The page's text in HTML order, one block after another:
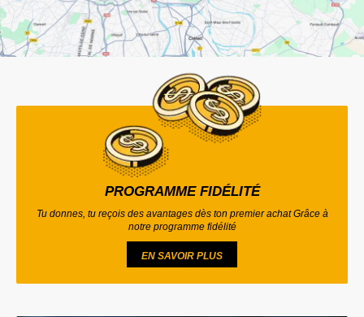
PROGRAMME FIDÉLITÉ
Tu donnes, tu reçois des avantages dès ton premier achat Grâce à
notre programme fidélité
EN SAVOIR PLUS